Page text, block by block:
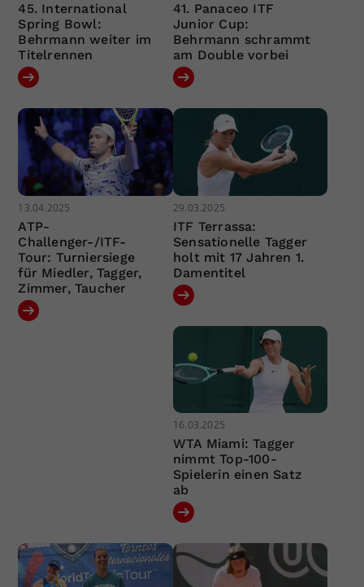
45. International
Spring Bowl:
Behrmann weiter im
Titelrennen
41. Panaceo ITF
Junior Cup:
Behrmann schrammt
am Double vorbei
13.04.2025
ATP-
Challenger-/ITF-
Tour: Turniersiege
für Miedler, Tagger,
Zimmer, Taucher
29.03.2025
ITF Terrassa:
Sensationelle Tagger
holt mit 17 Jahren 1.
Damentitel
16.03.2025
WTA Miami: Tagger
nimmt Top-100-
Spielerin einen Satz
ab